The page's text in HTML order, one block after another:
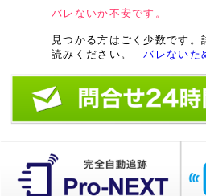
バレないか不安です。
見つかる方はごく少数です。
読みください。バレないた